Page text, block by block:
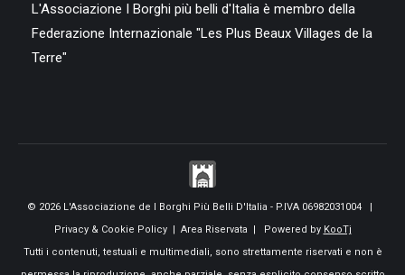
L'Associazione I Borghi più belli d'Italia è membro della
Federazione Internazionale "Les Plus Beaux Villages de la
Terre"
© 2026 L'Associazione de I Borghi Più Belli D'Italia - P.IVA 06982031004 |
Privacy & Cookie Policy| Area Riservata | Powered by KooTj
Tutti i contenuti, testuali e multimediali, sono strettamente riservati e non è